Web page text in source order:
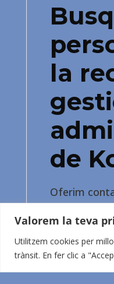
Valorem la teva
Utilitzem cookies per
trànsit. En fer clic a
la
de
Oferim
hores